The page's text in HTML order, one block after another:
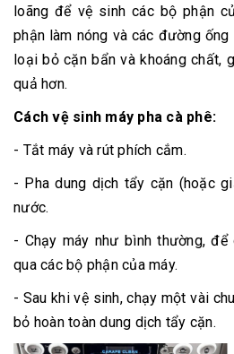
loãng để vệ sinh các bộ phận
phận làm nóng và các đường
loại bỏ cặn bẩn và khoáng chất,
quả hơn.
Cách vệ sinh máy pha cà phê:
- Tắt máy và rút phích cắm.
- Pha dung dịch tẩy cặn (hoặc
nước.
- Chạy máy như bình thường,
qua các bộ phận của máy.
- Sau khi vệ sinh, chạy một vài
bỏ hoàn toàn dung dịch tẩy cặn.